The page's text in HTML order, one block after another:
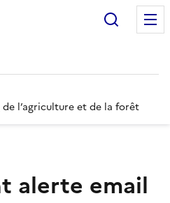
l’agriculture et de la forêt
alerte email